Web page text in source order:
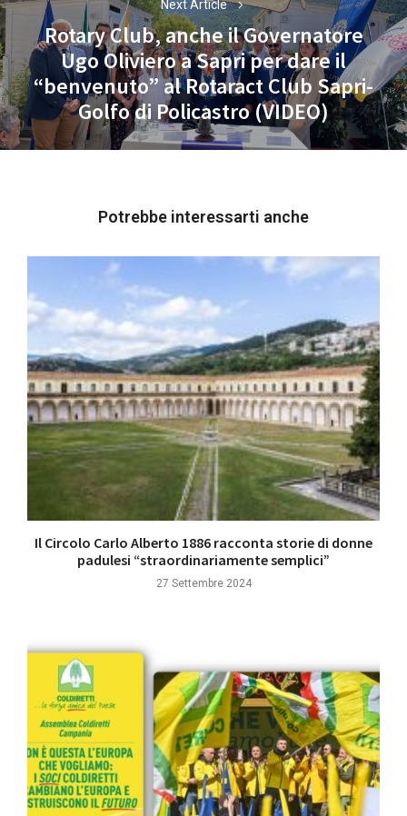
Next Article
Next
post:
Rotary Club, anche il Governatore
Ugo Oliviero a Sapri per dare il
“benvenuto” al Rotaract Club Sapri-
Golfo di Policastro (VIDEO)
Potrebbe interessarti anche
Il Circolo Carlo Alberto 1886 racconta storie di donne
padulesi “straordinariamente semplici”
27 Settembre 2024